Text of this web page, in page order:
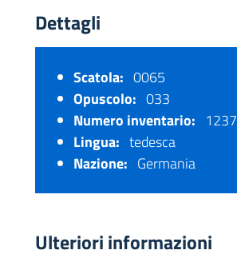
Dettagli
Scatola: 0065
Opuscolo: 033
Numero inventario: 1237
Lingua: tedesca
Nazione: Germania
Ulteriori informazioni